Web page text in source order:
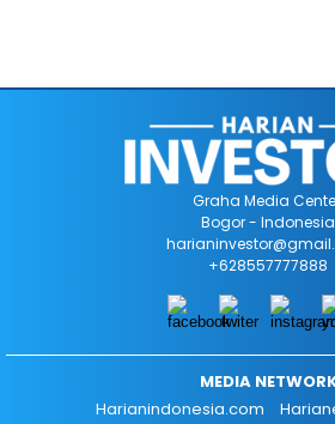
Graha Media
Bogor - Indonesia
+628557777888
MEDIA
Harianindonesia.com